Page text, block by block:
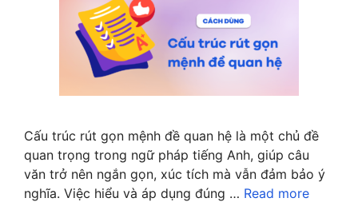
Cấu trúc rút gọn mệnh đề quan hệ là một chủ đề
quan trọng trong ngữ pháp tiếng Anh, giúp câu
văn trở nên ngắn gọn, xúc tích mà vẫn đảm bảo ý
nghĩa. Việc hiểu và áp dụng đúng … Read more